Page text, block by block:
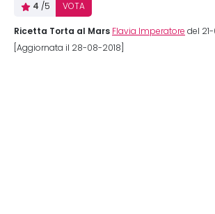
4 /5 VOTA
Ricetta Torta al Mars Flavia Imperatore del
[Aggiornata il 28-08-2018]